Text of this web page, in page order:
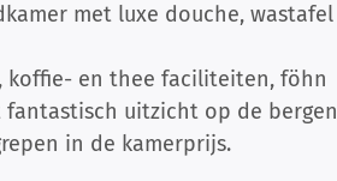
met luxe douche, wastafel
koffie- en thee faciliteiten, föhn
uitzicht op de bergen
in de kamerprijs.